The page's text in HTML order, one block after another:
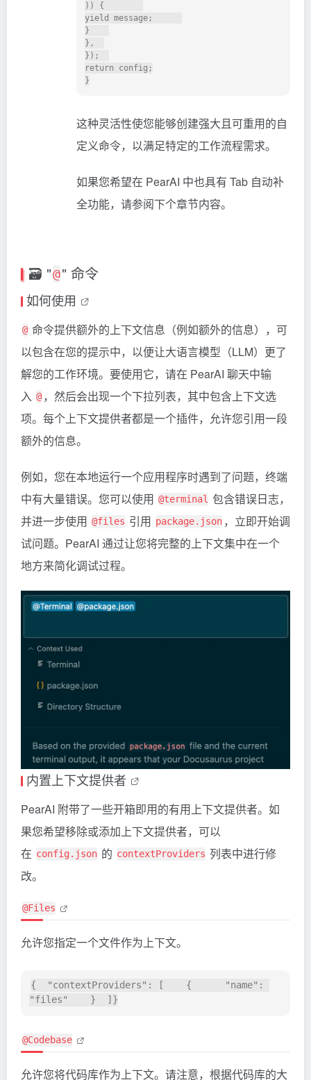
)) {
yield message;
}
},
});
return config;
这种灵活性使您能够创建强大且可重用的自
定义命令，以满足特定的工作流程需求。
如果您希望在 PearAI 中也具有 Tab 自动补
全功能，请参阅下个章节内容。
🗃️ "@" 命令
如何使用
@ 命令提供额外的上下文信息（例如额外的信息），可
以包含在您的提示中，以便让大语言模型（LLM）更了
解您的工作环境。要使用它，请在 PearAI 聊天中输
入 @ ，然后会出现一个下拉列表，其中包含上下文选
项。每个上下文提供者都是一个插件，允许您引用一段
额外的信息。
例如，您在本地运行一个应用程序时遇到了问题，终端
中有大量错误。您可以使用 @terminal 包含错误日志，
并进一步使用 @files 引用 package.json ，立即开始调
试问题。PearAI 通过让您将完整的上下文集中在一个
地方来简化调试过程。
内置上下文提供者
PearAI 附带了一些开箱即用的有用上下文提供者。如
果您希望移除或添加上下文提供者，可以
在 config.json 的 contextProviders 列表中进行修
改。
@Files
允许您指定一个文件作为上下文。
{  "contextProviders": [    {      "name":
@Codebase
允许您将代码库作为上下文。请注意，根据代码库的大